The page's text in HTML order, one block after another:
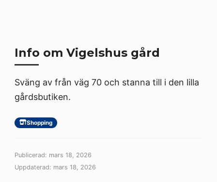
Info om Vigelshus gård
Sväng av från väg 70 och stanna till i den lilla
gårdsbutiken.
Shopping
Publicerad: mars 18, 2026
Uppdaterad: mars 18, 2026